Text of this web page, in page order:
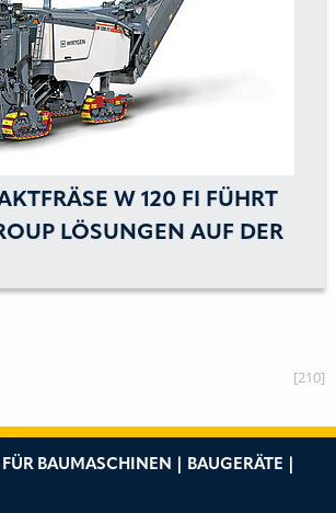
W 120 FI FÜHRT
AUF DER
2022 AN
[210]
FÜR BAUMASCHINEN | BAUGERÄTE |